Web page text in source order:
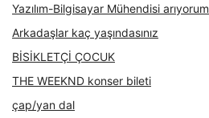
Yazılım-Bilgisayar Mühendisi arıyorum
Arkadaşlar kaç yaşındasınız
BİSİKLETÇİ ÇOCUK
THE WEEKND konser bileti
çap/yan dal